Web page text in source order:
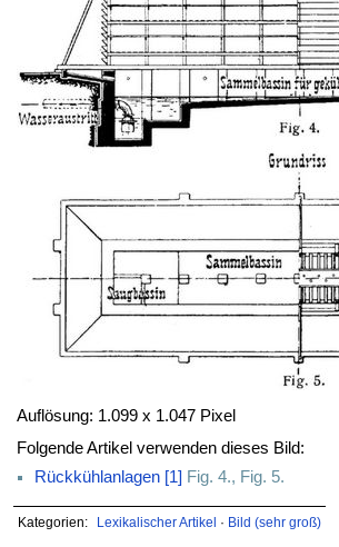
Auflösung: 1.099 x 1.047 Pixel
Folgende Artikel verwenden dieses Bild:
Rückkühlanlagen [1] Fig. 4., Fig. 5.
Kategorien: Lexikalischer Artikel · Bild (sehr groß)